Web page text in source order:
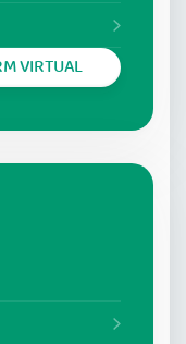
VIRTUAL